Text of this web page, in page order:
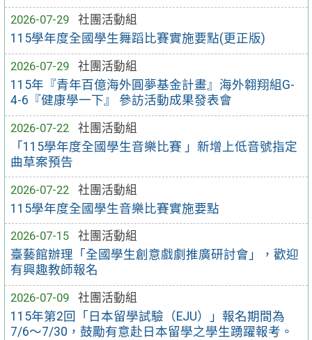
2026-07-29
社團活動組
115學年度全國學生舞蹈比賽實施要點(更正版)
2026-07-29
社團活動組
115年『青年百億海外圓夢基金計畫』海外翱翔組G-
4-6『健康學一下』 參訪活動成果發表會
2026-07-22
社團活動組
「115學年度全國學生音樂比賽 」新增上低音號指定
曲草案預告
2026-07-22
社團活動組
115學年度全國學生音樂比賽實施要點
2026-07-15
社團活動組
臺藝館辦理「全國學生創意戲劇推廣研討會」，歡迎
有興趣教師報名
2026-07-09
社團活動組
115年第2回「日本留學試驗（EJU）」報名期間為
7/6～7/30，鼓勵有意赴日本留學之學生踴躍報考。